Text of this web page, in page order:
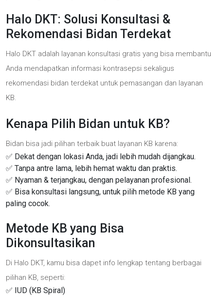
Halo DKT: Solusi Konsultasi &
Rekomendasi Bidan Terdekat
Halo DKT adalah layanan konsultasi gratis yang bisa membantu
Anda mendapatkan informasi kontrasepsi sekaligus
rekomendasi bidan terdekat untuk pemasangan dan layanan
KB.
Kenapa Pilih Bidan untuk KB?
Bidan bisa jadi pilihan terbaik buat layanan KB karena:
✅ Dekat dengan lokasi Anda, jadi lebih mudah dijangkau.
✅ Tanpa antre lama, lebih hemat waktu dan praktis.
✅ Nyaman & terjangkau, dengan pelayanan profesional.
✅ Bisa konsultasi langsung, untuk pilih metode KB yang
paling cocok.
Metode KB yang Bisa
Dikonsultasikan
Di Halo DKT, kamu bisa dapet info lengkap tentang berbagai
pilihan KB, seperti:
✅ IUD (KB Spiral)